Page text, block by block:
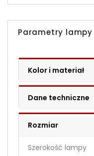
Parametry lampy
Kolor i materiał
Dane techniczne
Rozmiar
Szerokość lampy